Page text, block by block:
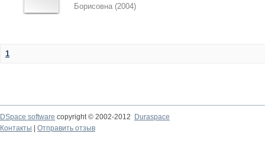
Борисовна (2004)
1
DSpace software copyright © 2002-2012
Duraspace
Контакты
Отправить отзыв